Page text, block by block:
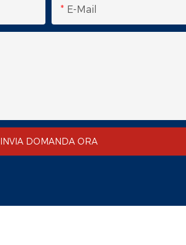
E-Mail
INVIA DOMANDA ORA